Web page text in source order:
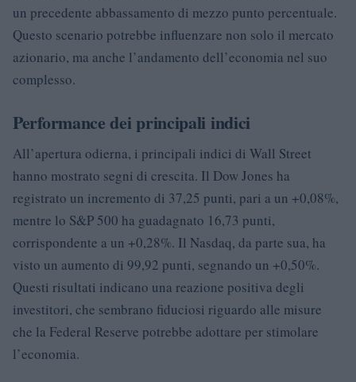
un precedente abbassamento di mezzo punto percentuale.
Questo scenario potrebbe influenzare non solo il mercato
azionario, ma anche l’andamento dell’economia nel suo
complesso.
Performance dei principali indici
All’apertura odierna, i principali indici di Wall Street
hanno mostrato segni di crescita. Il Dow Jones ha
registrato un incremento di 37,25 punti, pari a un +0,08%,
mentre lo S&P 500 ha guadagnato 16,73 punti,
corrispondente a un +0,28%. Il Nasdaq, da parte sua, ha
visto un aumento di 99,92 punti, segnando un +0,50%.
Questi risultati indicano una reazione positiva degli
investitori, che sembrano fiduciosi riguardo alle misure
che la Federal Reserve potrebbe adottare per stimolare
l’economia.